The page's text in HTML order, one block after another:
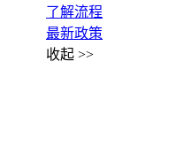
了解流程
最新政策
收起 >>